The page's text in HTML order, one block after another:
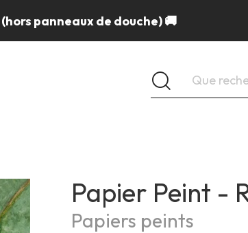
(hors panneaux de douche) 🚚
Papier Peint -
Papiers peints